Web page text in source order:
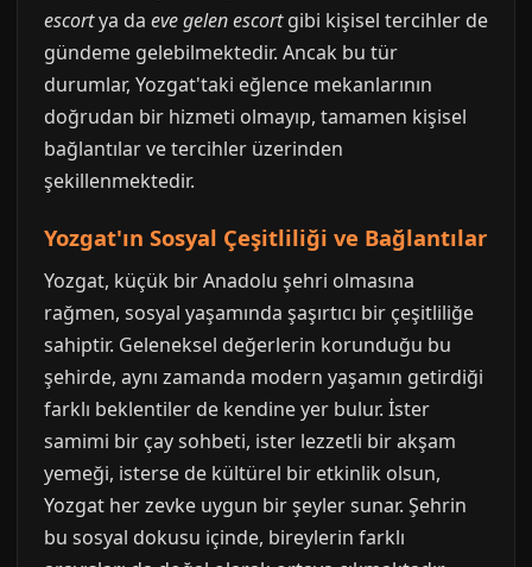
escortya da eve gelen escortgibi kişisel tercihler de
gündeme gelebilmektedir. Ancak bu tür
durumlar, Yozgat'taki eğlence mekanlarının
doğrudan bir hizmeti olmayıp, tamamen kişisel
bağlantılar ve tercihler üzerinden
şekillenmektedir.
Yozgat'ın Sosyal Çeşitliliği ve Bağlantılar
Yozgat, küçük bir Anadolu şehri olmasına
rağmen, sosyal yaşamında şaşırtıcı bir çeşitliliğe
sahiptir. Geleneksel değerlerin korunduğu bu
şehirde, aynı zamanda modern yaşamın getirdiği
farklı beklentiler de kendine yer bulur. İster
samimi bir çay sohbeti, ister lezzetli bir akşam
yemeği, isterse de kültürel bir etkinlik olsun,
Yozgat her zevke uygun bir şeyler sunar. Şehrin
bu sosyal dokusu içinde, bireylerin farklı